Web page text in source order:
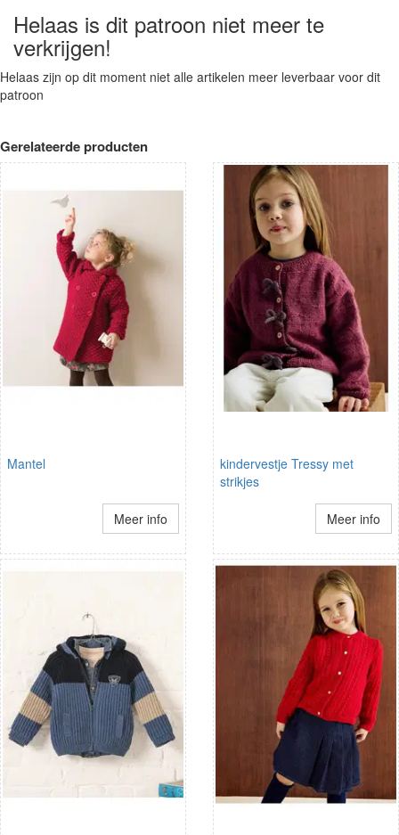
Helaas is dit patroon niet meer te
verkrijgen!
Helaas zijn op dit moment niet alle artikelen meer leverbaar voor dit
patroon
Gerelateerde producten
Mantel
Meer info
kindervestje Tressy met
strikjes
Meer info